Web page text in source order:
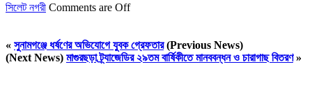
সিলেট নগরী Comments are Off
« সুনামগঞ্জে ধর্ষণের অভিযোগে যুবক গ্রেফতার(Previous News)
(Next News) মাগুরছড়া ট্র্যাজেডির ২৯তম বার্ষিকীতে মানববন্ধন ও চারাগাছ বিতরণ»